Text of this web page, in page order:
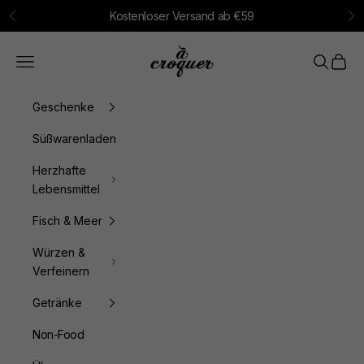
Zum Inhalt springen
Zurück Kostenloser Versand ab €59
à croquer
Menü Suchen
Geschenke
Süßwarenladen
Herzhafte
Lebensmittel
Fisch & Meer
Würzen &
Verfeinern
Getränke
Non-Food